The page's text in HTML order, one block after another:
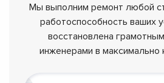
Мы выполним ремонт любой
работоспособность ваших
восстановлена
инженерами в максимально